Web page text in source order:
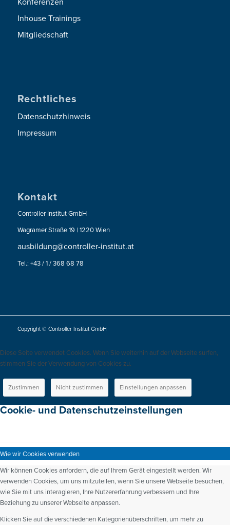
Konferenzen
Inhouse Trainings
Mitgliedschaft
Rechtliches
Datenschutzhinweis
Impressum
Kontakt
Controller Institut GmbH
Wagramer Straße 19 | 1220 Wien
ausbildung@controller-institut.at
Tel.: +43 / 1 / 368 68 78
Copyright © Controller Institut GmbH
Diese Seite verwendet Cookies. Wenn Sie weiterhin auf der Webseite surfen,
stimmen Sie der Verwendung von Cookies zu.
Zustimmen Nicht zustimmen Einstellungen anpassen
Cookie- und Datenschutzeinstellungen
Wie wir Cookies verwenden
Wir können Cookies anfordern, die auf Ihrem Gerät eingestellt werden. Wir
verwenden Cookies, um uns mitzuteilen, wenn Sie unsere Webseite besuchen,
wie Sie mit uns interagieren, Ihre Nutzererfahrung verbessern und Ihre
Beziehung zu unserer Webseite anpassen.
Klicken Sie auf die verschiedenen Kategorienüberschriften, um mehr zu